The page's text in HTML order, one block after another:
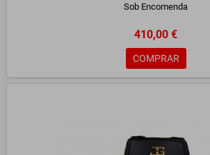
Sob Encomenda
410,00 €
COMPRAR